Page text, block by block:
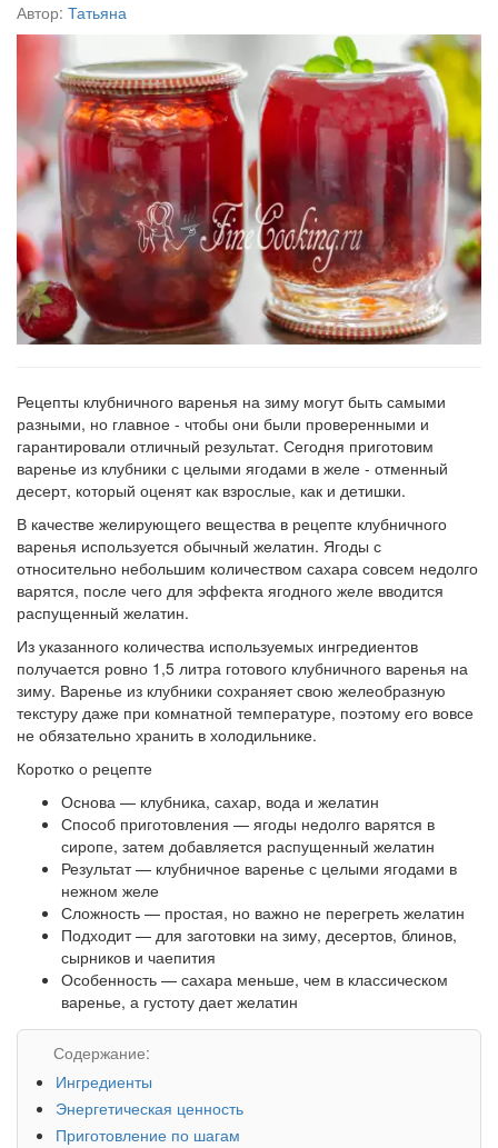
Автор: Татьяна
Рецепты клубничного варенья на зиму могут быть самыми
разными, но главное - чтобы они были проверенными и
гарантировали отличный результат. Сегодня приготовим
варенье из клубники с целыми ягодами в желе - отменный
десерт, который оценят как взрослые, как и детишки.
В качестве желирующего вещества в рецепте клубничного
варенья используется обычный желатин. Ягоды с
относительно небольшим количеством сахара совсем недолго
варятся, после чего для эффекта ягодного желе вводится
распущенный желатин.
Из указанного количества используемых ингредиентов
получается ровно 1,5 литра готового клубничного варенья на
зиму. Варенье из клубники сохраняет свою желеобразную
текстуру даже при комнатной температуре, поэтому его вовсе
не обязательно хранить в холодильнике.
Коротко о рецепте
Основа — клубника, сахар, вода и желатин
Способ приготовления — ягоды недолго варятся в
сиропе, затем добавляется распущенный желатин
Результат — клубничное варенье с целыми ягодами в
нежном желе
Сложность — простая, но важно не перегреть желатин
Подходит — для заготовки на зиму, десертов, блинов,
сырников и чаепития
Особенность — сахара меньше, чем в классическом
варенье, а густоту дает желатин
Содержание:
Ингредиенты
Энергетическая ценность
Приготовление по шагам